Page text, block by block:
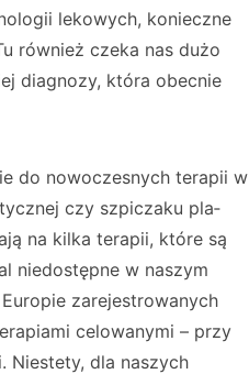
lekowych, konieczne
również czeka nas dużo
dia­gnozy, która obecnie
do nowoczesnych tera­pii w
czy szpiczaku pla­
na kilka terapii, które są
niedostępne w naszym
zarejestrowanych
celowanymi – przy
Niestety, dla naszych